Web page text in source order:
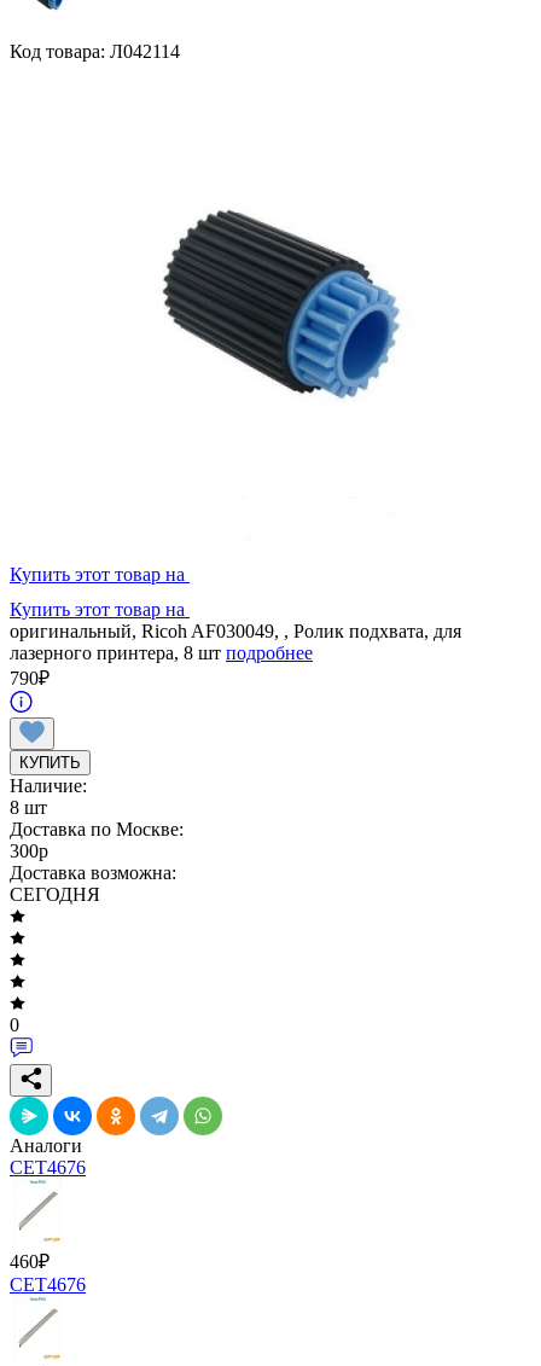
Код товара: Л042114
Купить этот товар на
Купить этот товар на
оригинальный, Ricoh AF030049, , Ролик подхвата, для
лазерного принтера, 8 шт подробнее
790₽
КУПИТЬ
Наличие:
8 шт
Доставка по Москве:
300p
Доставка возможна:
СЕГОДНЯ
0
Аналоги
CET4676
460₽
CET4676